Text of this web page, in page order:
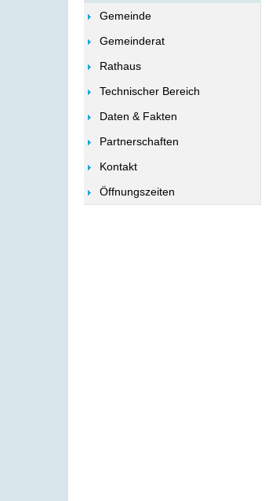
Gemeinde
Gemeinderat
Rathaus
Technischer Bereich
Daten & Fakten
Partnerschaften
Kontakt
Öffnungszeiten